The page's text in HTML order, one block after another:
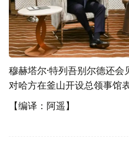
穆赫塔尔·特列吾别尔德还
对哈方在釜山开设总领事馆
【编译：阿遥】